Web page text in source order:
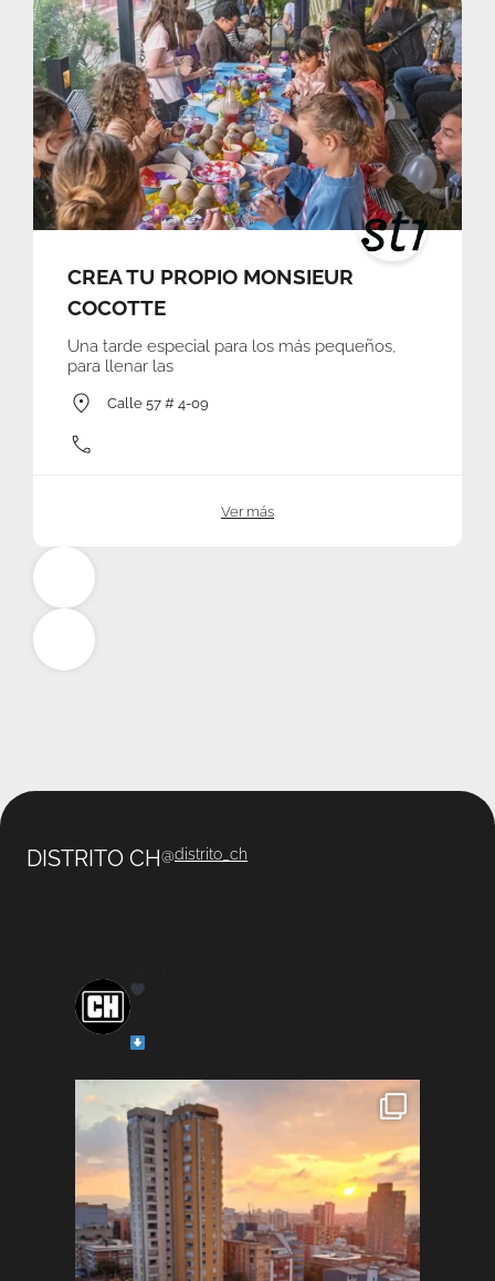
CREA TU PROPIO MONSIEUR
COCOTTE
Una tarde especial para los más pequeños,
para llenar las
Calle 57 # 4-09
Ver más
DISTRITO CH@distrito_ch